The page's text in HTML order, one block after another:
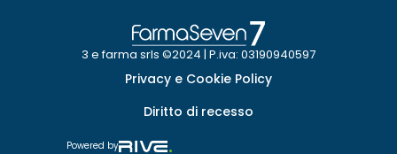
3 e farma srls ©2024 | P.iva: 03190940597
Privacy e Cookie Policy
Diritto di recesso
Powered by